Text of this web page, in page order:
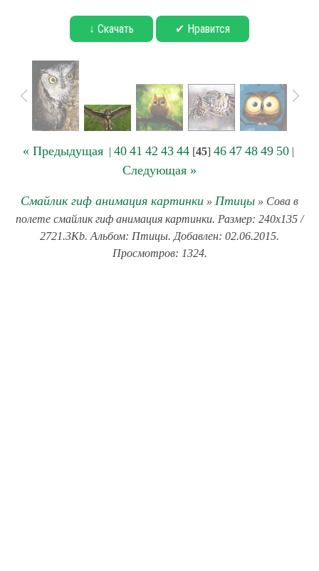
↓ Скачать ✔ Нравится
« Предыдущая| 40 41 42 43 44[45] 46 47 48 49 50|
Следующая »
Смайлик гиф анимация картинки » Птицы » Сова в
полете смайлик гиф анимация картинки. Размер: 240x135 /
2721.3Kb. Альбом: Птицы. Добавлен: 02.06.2015.
Просмотров: 1324.